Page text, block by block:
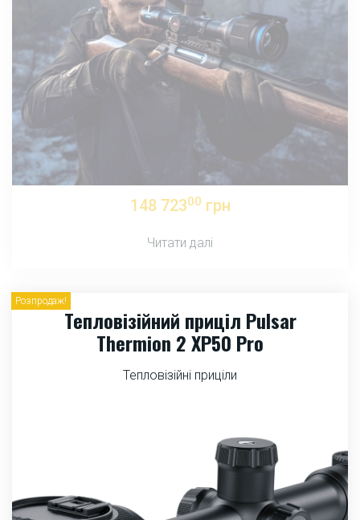
148 72300 грн
Читати далі
Розпродаж!
Тепловізійний приціл Pulsar
Thermion 2 XP50 Pro
Тепловізійні приціли